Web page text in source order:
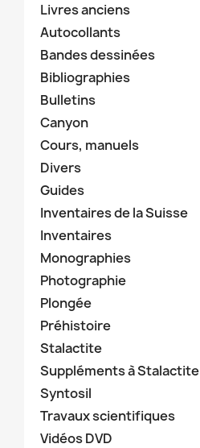
Livres anciens
Autocollants
Bandes dessinées
Bibliographies
Bulletins
Canyon
Cours, manuels
Divers
Guides
Inventaires de la Suisse
Inventaires
Monographies
Photographie
Plongée
Préhistoire
Stalactite
Suppléments à Stalactite
Syntosil
Travaux scientifiques
Vidéos DVD